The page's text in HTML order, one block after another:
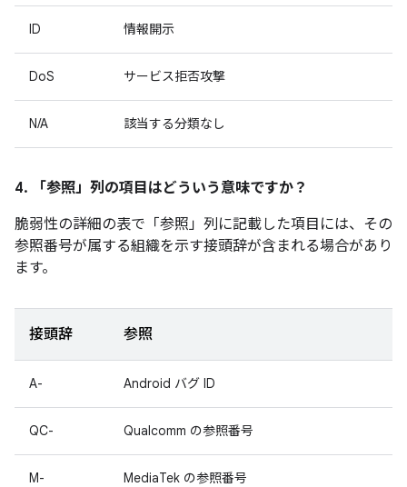
ID 情報開示
DoS サービス拒否攻撃
N/A 該当する分類なし
4. 「参照」 列の項目はどういう意味ですか？
脆弱性の詳細の表で「参照」 列に記載した項目には、その
参照番号が属する組織を示す接頭辞が含まれる場合があり
ます。
接頭辞 参照
A- Android バグ ID
QC- Qualcomm の参照番号
M- MediaTek の参照番号